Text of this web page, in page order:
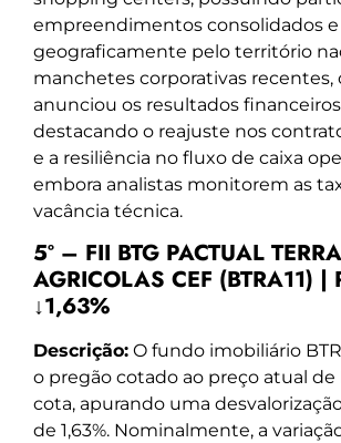
empreendimentos consolidados
geograficamente pelo território
manchetes corporativas recentes,
anunciou os resultados
destacando o reajuste nos
e a resiliência no fluxo de caixa
embora analistas monitorem as
vacância técnica.
5º – FII BTG PACTUAL
AGRICOLAS CEF (BTRA11) |
↓1,63%
Descrição: O fundo imobiliário
o pregão cotado ao preço atual de
cota, apurando uma
de 1,63%. Nominalmente, a